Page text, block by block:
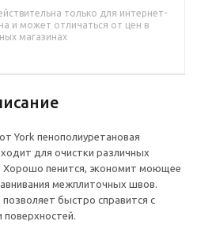
только для интернет-
и может отличаться от цен в
магазинах
York пенополиуретановая
для очистки различных
Хорошо пенится, экономит моющее
межплиточных швов.
быстро справится с